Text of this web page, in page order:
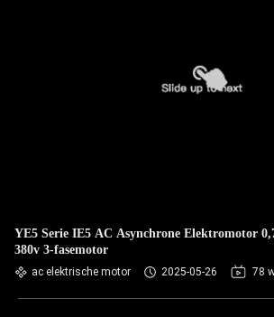
YE5 Serie IE5 AC Asynchrone Elektromotor
380v 3-fasemotor
ac elektrische motor 2025-05-26 78